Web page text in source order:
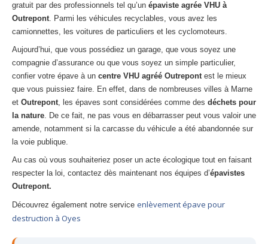
gratuit par des professionnels tel qu’un épaviste agrée VHU à
Outrepont. Parmi les véhicules recyclables, vous avez les
camionnettes, les voitures de particuliers et les cyclomoteurs.
Aujourd’hui, que vous possédiez un garage, que vous soyez une
compagnie d’assurance ou que vous soyez un simple particulier,
confier votre épave à un centre VHU agréé Outrepontest le mieux
que vous puissiez faire. En effet, dans de nombreuses villes à Marne
et Outrepont, les épaves sont considérées comme des déchets pour
la nature. De ce fait, ne pas vous en débarrasser peut vous valoir une
amende, notamment si la carcasse du véhicule a été abandonnée sur
la voie publique.
Au cas où vous souhaiteriez poser un acte écologique tout en faisant
respecter la loi, contactez dès maintenant nos équipes d’épavistes
Outrepont.
Découvrez également notre service enlèvement épave pour
destruction à Oyes